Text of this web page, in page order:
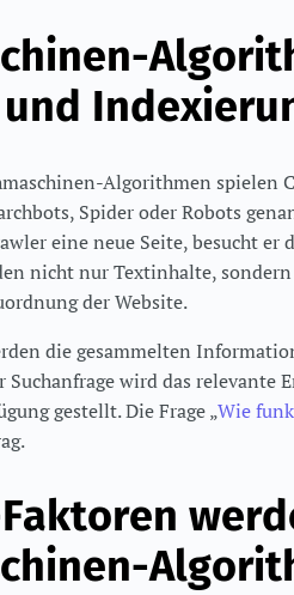
Algorithmen spielen
Spider oder Robots
eine neue Seite, besucht
nicht nur Textinhalte,
der Website.
die gesammelten
Suchanfrage wird das
gestellt. Die Frage „Wie